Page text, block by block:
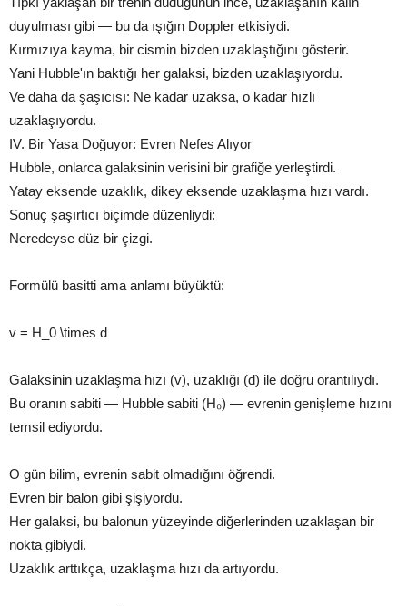
duyulması gibi — bu da ışığın Doppler etkisiydi.
Kırmızıya kayma, bir cismin bizden uzaklaştığını gösterir.
Yani Hubble'ın baktığı her galaksi, bizden uzaklaşıyordu.
Ve daha da şaşıcısı: Ne kadar uzaksa, o kadar hızlı
uzaklaşıyordu.
IV. Bir Yasa Doğuyor: Evren Nefes Alıyor
Hubble, onlarca galaksinin verisini bir grafiğe yerleştirdi.
Yatay eksende uzaklık, dikey eksende uzaklaşma hızı vardı.
Sonuç şaşırtıcı biçimde düzenliydi:
Neredeyse düz bir çizgi.
Formülü basitti ama anlamı büyüktü:
v = H_0 \times d
Galaksinin uzaklaşma hızı (v), uzaklığı (d) ile doğru orantılıydı.
Bu oranın sabiti — Hubble sabiti (H₀) — evrenin genişleme hızını
temsil ediyordu.
O gün bilim, evrenin sabit olmadığını öğrendi.
Evren bir balon gibi şişiyordu.
Her galaksi, bu balonun yüzeyinde diğerlerinden uzaklaşan bir
nokta gibiydi.
Uzaklık arttıkça, uzaklaşma hızı da artıyordu.